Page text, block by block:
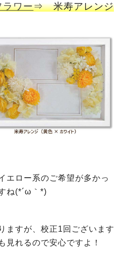
ラワー⇒ 米寿アレンジ
エロー系のご希望が多かっ
ね(*´ω｀*)
ますが、校正1回ございます
見れるので安心ですよ！